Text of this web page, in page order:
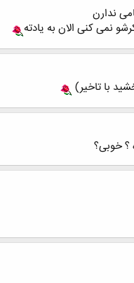
ندارن
نمی کنی الان به یادته
با تاخیر)
خوبی؟